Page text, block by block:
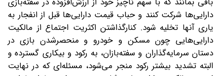
دارایی‌ها شرکت کنند و حباب‌ قیمت دارایی‌ها قبل از انفجار به
یاری آنها تخلیه شود. کنارگذاشتن اکثریت اجتماع از مالکیت
دارایی‌هایی چون مسکن و خودرو و منحصرشدن بازی در
دستان سرمایه‌گذاران و سفته‌بازان، به رکود و بیکاری گسترده و
البته تشدید بیشتر رکود منجر می‌شود، مسئله‌ای که در نهایت